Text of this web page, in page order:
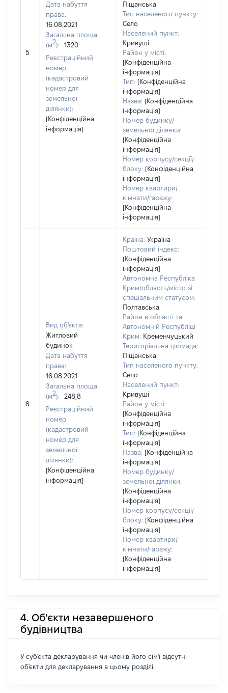
5
Дата набуття
права:
16.08.2021
Загальна площа
(м2):
1320
Реєстраційний
номер
(кадастровий
номер для
земельної
ділянки):
[Конфіденційна
інформація]
Піщанська
Тип населеного пункту:
Село
Населений пункт:
Кривуші
Район у місті:
[Конфіденційна
інформація]
Тип: [Конфіденційна
інформація]
Назва: [Конфіденційна
інформація]
Номер будинку/
земельної ділянки:
[Конфіденційна
інформація]
Номер корпусу/секції/
блоку: [Конфіденційна
інформація]
Номер квартири/
кімнати/гаражу:
[Конфіденційна
інформація]
6
Вид об'єкта:
Житловий
будинок
Дата набуття
права:
16.08.2021
Загальна площа
(м2):
248,8
Реєстраційний
номер
(кадастровий
номер для
земельної
ділянки):
[Конфіденційна
інформація]
Країна: Україна
Поштовий індекс:
[Конфіденційна
інформація]
Автономна Республіка
Крим/область/місто зі
спеціальним статусом:
Полтавська
Район в області та
Автономній Республіці
Крим: Кременчуцький
Територіальна громада:
Піщанська
Тип населеного пункту:
Село
Населений пункт:
Кривуші
Район у місті:
[Конфіденційна
інформація]
Тип: [Конфіденційна
інформація]
Назва: [Конфіденційна
інформація]
Номер будинку/
земельної ділянки:
[Конфіденційна
інформація]
Номер корпусу/секції/
блоку: [Конфіденційна
інформація]
Номер квартири/
кімнати/гаражу:
[Конфіденційна
інформація]
4. Об'єкти незавершеного
будівництва
У суб'єкта декларування чи членів його сім'ї відсутні
об'єкти для декларування в цьому розділі.